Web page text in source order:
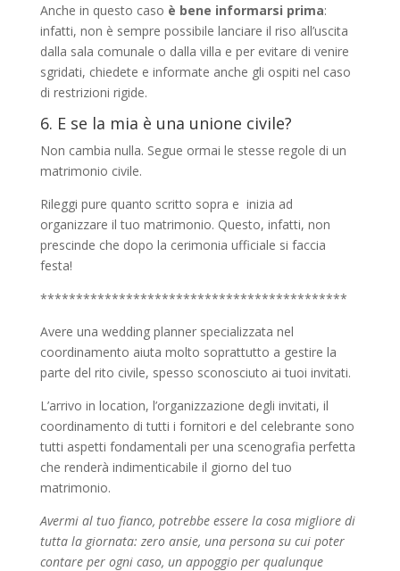
Anche in questo caso è bene informarsi prima:
infatti, non è sempre possibile lanciare il riso all’uscita
dalla sala comunale o dalla villa e per evitare di venire
sgridati, chiedete e informate anche gli ospiti nel caso
di restrizioni rigide.
6. E se la mia è una unione civile?
Non cambia nulla. Segue ormai le stesse regole di un
matrimonio civile.
Rileggi pure quanto scritto sopra e inizia ad
organizzare il tuo matrimonio. Questo, infatti, non
prescinde che dopo la cerimonia ufficiale si faccia
festa!
*******************************************
Avere una wedding planner specializzata nel
coordinamento aiuta molto soprattutto a gestire la
parte del rito civile, spesso sconosciuto ai tuoi invitati.
L’arrivo in location, l’organizzazione degli invitati, il
coordinamento di tutti i fornitori e del celebrante sono
tutti aspetti fondamentali per una scenografia perfetta
che renderà indimenticabile il giorno del tuo
matrimonio.
Avermi al tuo fianco, potrebbe essere la cosa migliore di
tutta la giornata: zero ansie, una persona su cui poter
contare per ogni caso, un appoggio per qualunque